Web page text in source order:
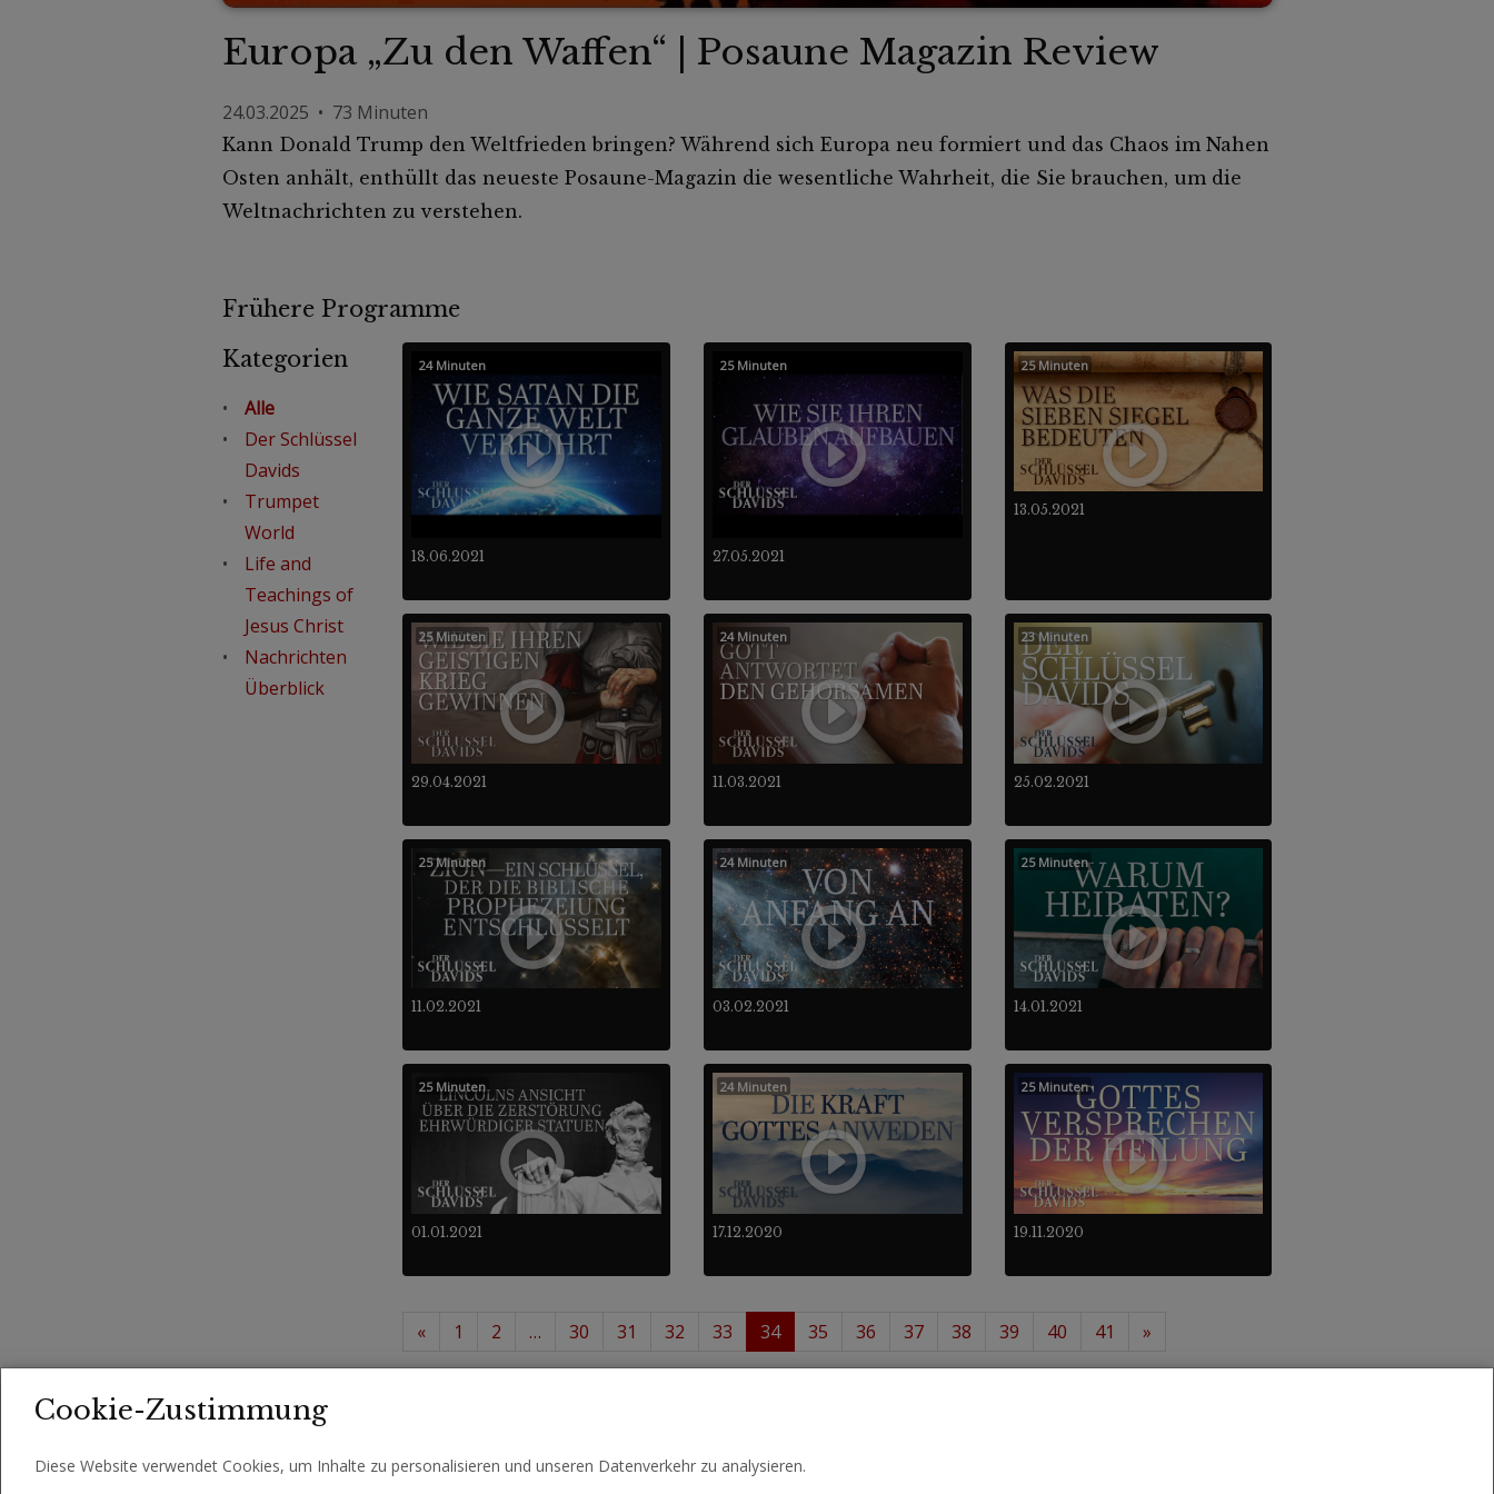
Europa „Zu den Waffen“ | Posaune Magazin Review
24.03.2025 • 73 Minuten
Kann Donald Trump den Weltfrieden bringen? Während sich Europa neu formiert und das Chaos im Nahen
Osten anhält, enthüllt das neueste Posaune-Magazin die wesentliche Wahrheit, die Sie brauchen, um die
Weltnachrichten zu verstehen.
Frühere Programme
Kategorien
Alle
Der Schlüssel
Davids
Trumpet
World
Life and
Teachings of
Jesus Christ
Nachrichten
Überblick
18.06.2021
24 Minuten
27.05.2021
25 Minuten
13.05.2021
25 Minuten
29.04.2021
25 Minuten
11.03.2021
24 Minuten
25.02.2021
23 Minuten
11.02.2021
25 Minuten
03.02.2021
24 Minuten
14.01.2021
25 Minuten
01.01.2021
25 Minuten
17.12.2020
24 Minuten
19.11.2020
25 Minuten
« 1 2 … 30 31 32 33 34 35 36 37 38 39 40 41
»
Cookie-Zustimmung
Diese Website verwendet Cookies, um Inhalte zu personalisieren und unseren Datenverkehr zu analysieren.